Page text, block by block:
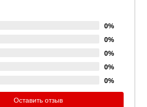
0%
0%
0%
0%
0%
Оставить отзыв